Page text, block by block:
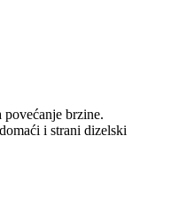
brzine.
i strani dizelski